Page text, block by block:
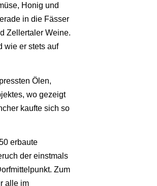
Honig und
in die Fässer
Zellertaler Weine.
wie er stets auf
Ölen,
wo gezeigt
kaufte sich so
erbaute
der einstmals
Zum
alle im